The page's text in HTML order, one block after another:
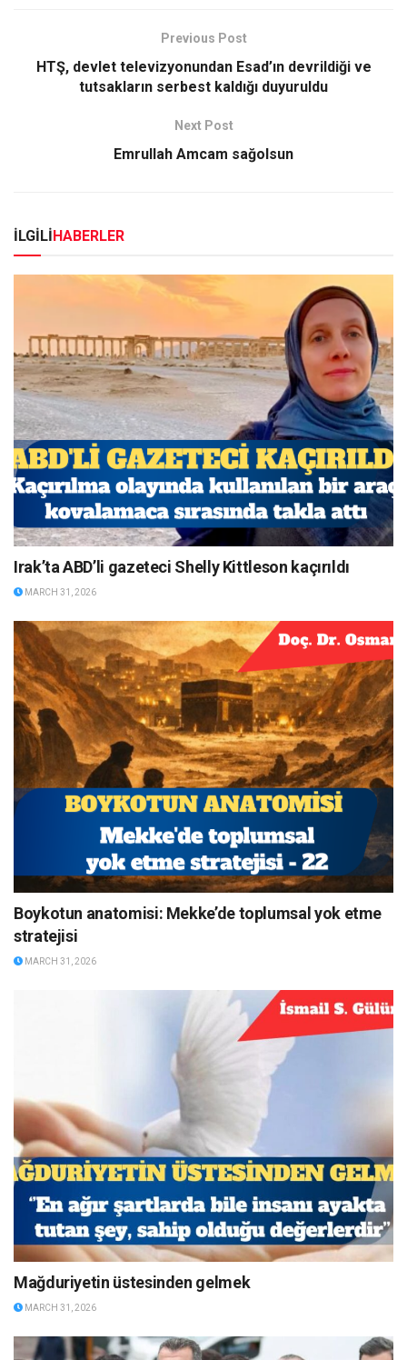
Previous Post
HTŞ, devlet televizyonundan Esad’ın devrildiği ve
tutsakların serbest kaldığı duyuruldu
Next Post
Emrullah Amcam sağolsun
İLGİLİHABERLER
Irak’ta ABD’li gazeteci Shelly Kittleson kaçırıldı
MARCH 31, 2026
Boykotun anatomisi: Mekke’de toplumsal yok etme
stratejisi
MARCH 31, 2026
Mağduriyetin üstesinden gelmek
MARCH 31, 2026